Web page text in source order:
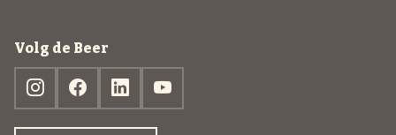
Volg de Beer